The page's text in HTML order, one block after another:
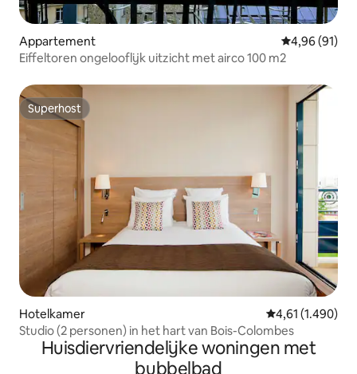
Appartement Gemiddelde
4,96 (91)
Eiffeltoren ongelooflijk uitzicht met airco 100 m2
Superhost
Superhost
Hotelkamer Gemiddelde
4,61 (1.490)
Studio (2 personen) in het hart van Bois-Colombes
Huisdiervriendelijke woningen met
bubbelbad